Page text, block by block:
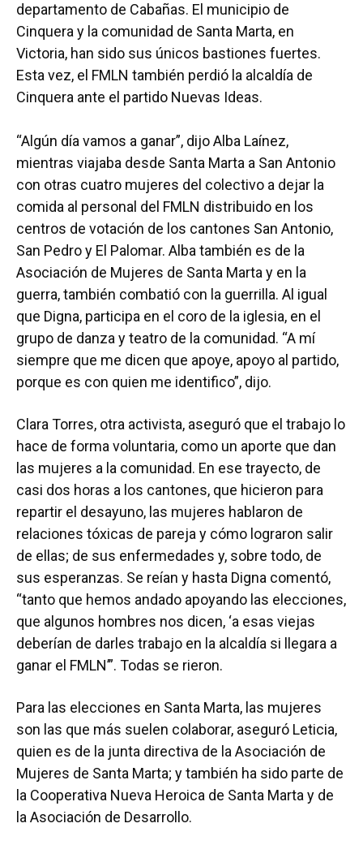
departamento de Cabañas. El municipio de
Cinquera y la comunidad de Santa Marta, en
Victoria, han sido sus únicos bastiones fuertes.
Esta vez, el FMLN también perdió la alcaldía de
Cinquera ante el partido Nuevas Ideas.
“Algún día vamos a ganar”, dijo Alba Laínez,
mientras viajaba desde Santa Marta a San Antonio
con otras cuatro mujeres del colectivo a dejar la
comida al personal del FMLN distribuido en los
centros de votación de los cantones San Antonio,
San Pedro y El Palomar. Alba también es de la
Asociación de Mujeres de Santa Marta y en la
guerra, también combatió con la guerrilla. Al igual
que Digna, participa en el coro de la iglesia, en el
grupo de danza y teatro de la comunidad. “A mí
siempre que me dicen que apoye, apoyo al partido,
porque es con quien me identifico”, dijo.
Clara Torres, otra activista, aseguró que el trabajo lo
hace de forma voluntaria, como un aporte que dan
las mujeres a la comunidad. En ese trayecto, de
casi dos horas a los cantones, que hicieron para
repartir el desayuno, las mujeres hablaron de
relaciones tóxicas de pareja y cómo lograron salir
de ellas; de sus enfermedades y, sobre todo, de
sus esperanzas. Se reían y hasta Digna comentó,
“tanto que hemos andado apoyando las elecciones,
que algunos hombres nos dicen, ‘a esas viejas
deberían de darles trabajo en la alcaldía si llegara a
ganar el FMLN’”. Todas se rieron.
Para las elecciones en Santa Marta, las mujeres
son las que más suelen colaborar, aseguró Leticia,
quien es de la junta directiva de la Asociación de
Mujeres de Santa Marta; y también ha sido parte de
la Cooperativa Nueva Heroica de Santa Marta y de
la Asociación de Desarrollo.